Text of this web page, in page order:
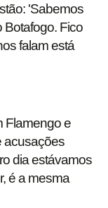
'Sabemos
Botafogo. Fico
falam está
Flamengo e
acusações
dia estávamos
é a mesma